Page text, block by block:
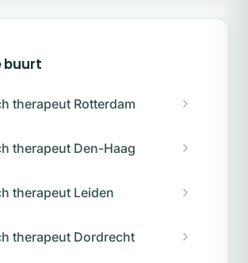
buurt
therapeut Rotterdam
therapeut Den-Haag
therapeut Leiden
therapeut Dordrecht